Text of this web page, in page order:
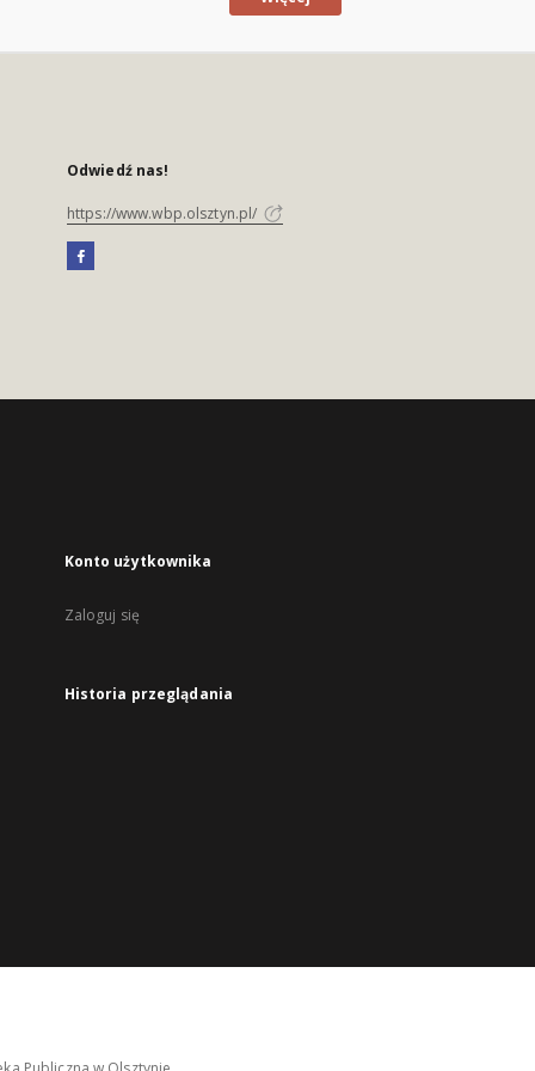
Odwiedź nas!
https://www.wbp.olsztyn.pl/
Konto użytkownika
Zaloguj się
Historia przeglądania